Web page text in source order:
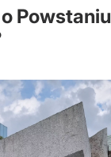
Powstaniu